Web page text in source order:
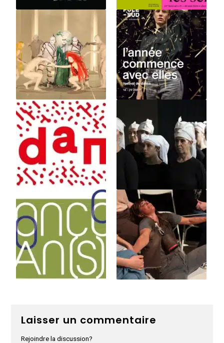
Laisser un commentaire
Rejoindre la discussion?